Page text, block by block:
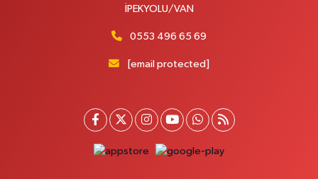
Beyazıt Mahallesi, Zeylan Caddesi No:46 A Erciş Van
Yol Tarifi Al
Muhammed Eczanesi
0 (432) 712 22 87 Yol Tarifi Al
Otogar Eczanesi
İPEKYOLU/VAN
0553 496 65 69
[email protected]